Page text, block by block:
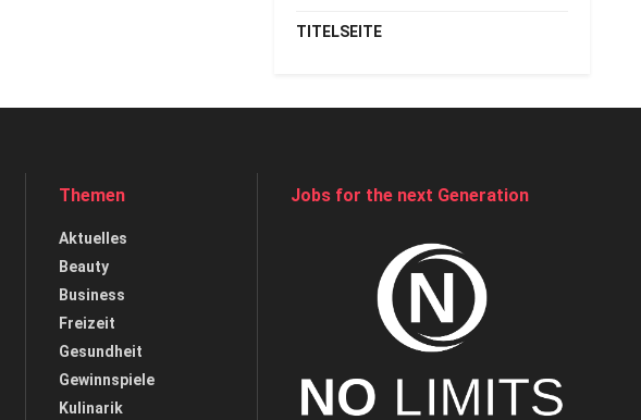
TITELSEITE
Themen
Aktuelles
Beauty
Business
Freizeit
Gesundheit
Gewinnspiele
Kulinarik
Jobs for the next Generation